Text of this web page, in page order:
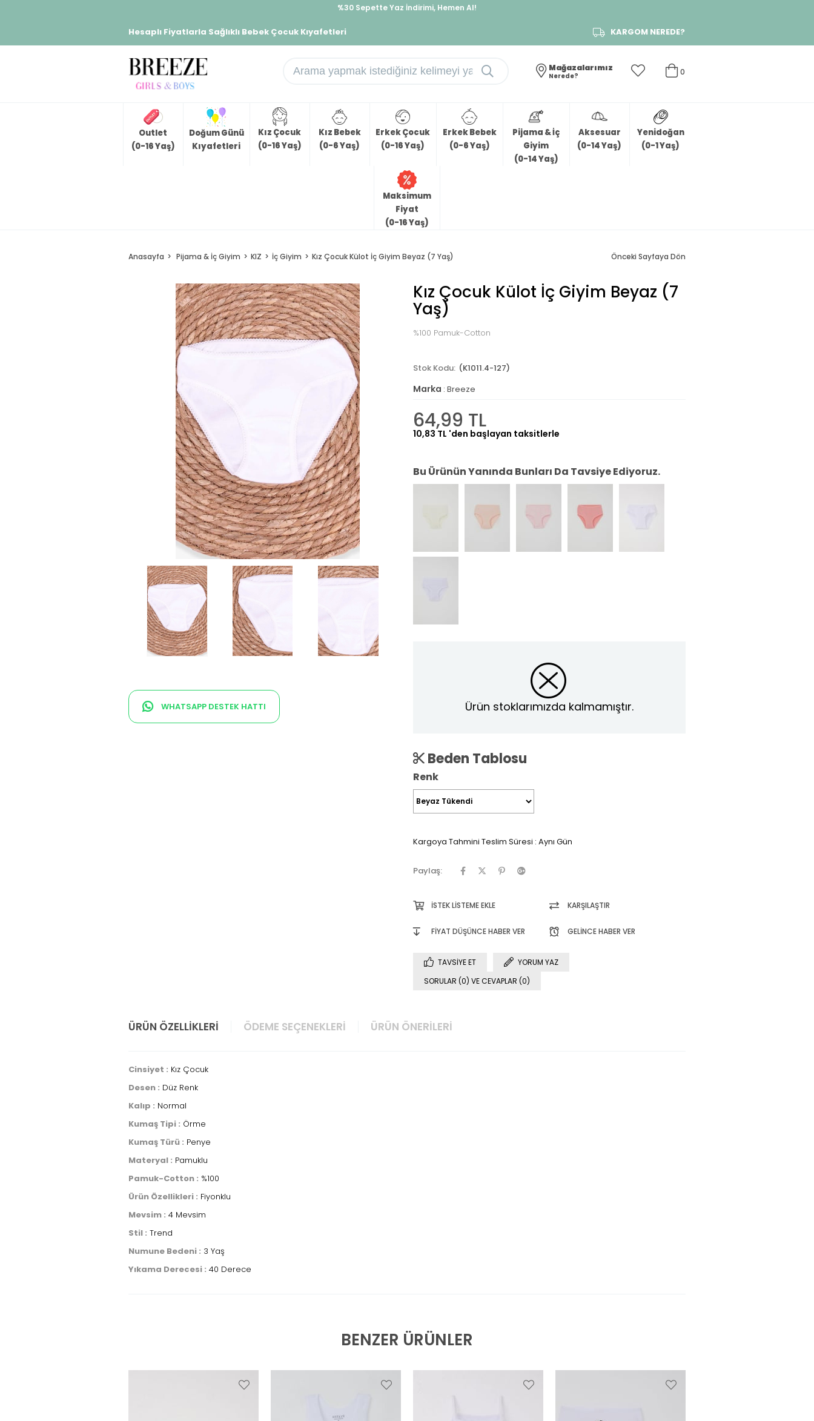
%30 Sepette Yaz İndirimi, Hemen Al!
Hesaplı Fiyatlarla Sağlıklı Bebek Çocuk Kıyafetleri KARGOM NEREDE?
0
Mağazalarımız
Nerede?
Outlet
(0-16 Yaş)
Doğum Günü
Kıyafetleri
Kız Çocuk
(0-16 Yaş)
Kız Bebek
(0-6 Yaş)
Erkek Çocuk
(0-16 Yaş)
Erkek Bebek
(0-6 Yaş)
Pijama & İç
Giyim
(0-14 Yaş)
Aksesuar
(0-14 Yaş)
Yenidoğan
(0-1 Yaş)
Maksimum
Fiyat
(0-16 Yaş)
Anasayfa Pijama & İç Giyim KIZ İç Giyim Kız Çocuk Külot İç Giyim Beyaz (7 Yaş) Önceki Sayfaya Dön
WHATSAPP DESTEK HATTI
Kız Çocuk Külot İç Giyim Beyaz (7
Yaş)
%100 Pamuk-Cotton
(K1011.4-127)
Marka : Breeze
64,99 TL
10,83 TL 'den başlayan taksitlerle
Bu Ürünün Yanında Bunları Da Tavsiye Ediyoruz.
Ürün stoklarımızda kalmamıştır.
Beden Tablosu
Renk
Kargoya Tahmini Teslim Süresi : Aynı Gün
Paylaş:
İSTEK LISTEME EKLE KARŞILAŞTIR
FIYAT DÜŞÜNCE HABER VER GELINCE HABER VER
TAVSIYE ET
YORUM YAZ
SORULAR (0) VE CEVAPLAR (0)
ÜRÜN ÖZELLIKLERI ÖDEME SEÇENEKLERI ÜRÜN ÖNERILERI
Cinsiyet : Kız Çocuk
Desen : Düz Renk
Kalıp : Normal
Kumaş Tipi : Örme
Kumaş Türü : Penye
Materyal : Pamuklu
Pamuk-Cotton : %100
Ürün Özellikleri : Fiyonklu
Mevsim : 4 Mevsim
Stil : Trend
Numune Bedeni : 3 Yaş
Yıkama Derecesi : 40 Derece
BENZER ÜRÜNLER